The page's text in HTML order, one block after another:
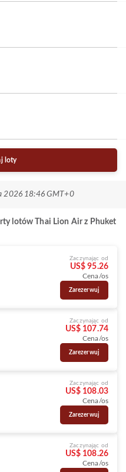
loty
2026 18:46 GMT+0
lotów Thai Lion Air z Phuket
Zaczynając od
US$ 95.26
Cena/os
Zarezerwuj
Zaczynając od
US$ 107.74
Cena/os
Zarezerwuj
Zaczynając od
US$ 108.03
Cena/os
Zarezerwuj
Zaczynając od
US$ 108.26
Cena/os